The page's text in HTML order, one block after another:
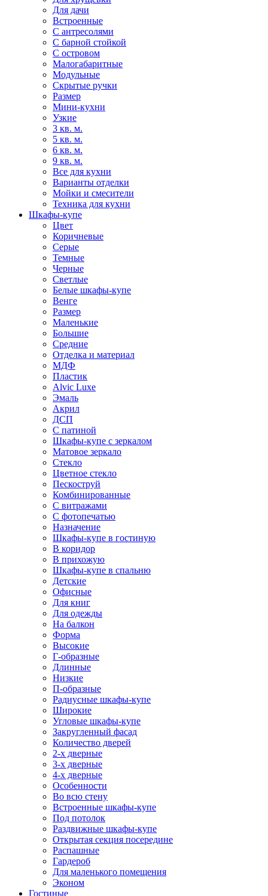
Для дачи
Встроенные
С антресолями
С барной стойкой
С островом
Малогабаритные
Модульные
Скрытые ручки
Размер
Мини-кухни
Узкие
3 кв. м.
5 кв. м.
6 кв. м.
9 кв. м.
Все для кухни
Варианты отделки
Мойки и смесители
Техника для кухни
Шкафы-купе
Цвет
Коричневые
Серые
Темные
Черные
Светлые
Белые шкафы-купе
Венге
Размер
Маленькие
Большие
Средние
Отделка и материал
МДФ
Пластик
Alvic Luxe
Эмаль
Акрил
ДСП
С патиной
Шкафы-купе с зеркалом
Матовое зеркало
Стекло
Цветное стекло
Пескоструй
Комбинированные
С витражами
С фотопечатью
Назначение
Шкафы-купе в гостиную
В коридор
В прихожую
Шкафы-купе в спальню
Детские
Офисные
Для книг
Для одежды
На балкон
Форма
Высокие
Г-образные
Длинные
Низкие
П-образные
Радиусные шкафы-купе
Широкие
Угловые шкафы-купе
Закругленный фасад
Количество дверей
2-х дверные
3-х дверные
4-х дверные
Особенности
Во всю стену
Встроенные шкафы-купе
Под потолок
Раздвижные шкафы-купе
Открытая секция посередине
Распашные
Гардероб
Для маленького помещения
Эконом
Гостиные